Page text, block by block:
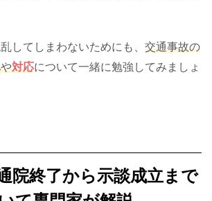
してしまわないためにも、 交通事故の
や対応について一緒に勉強してみましょ
院終了から示談成立まで